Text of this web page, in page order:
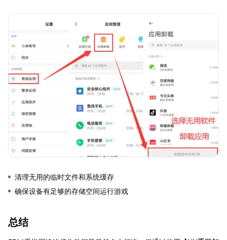
清理无用的临时文件和系统缓存
确保设备有足够的存储空间运行游戏
总结